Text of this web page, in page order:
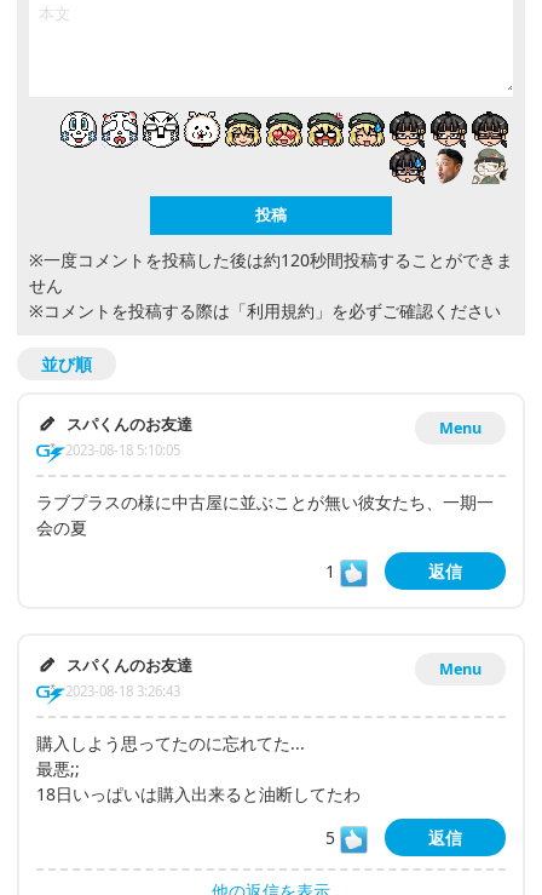
※一度コメントを投稿した後は約120秒間投稿することができま
せん
※コメントを投稿する際は 「利用規約」 を必ずご確認ください
並び順
Menu
スパくんのお友達
2023-08-18 5:10:05
ラブプラスの様に中古屋に並ぶことが無い彼女たち、一期一
会の夏
1
返信
Menu
スパくんのお友達
2023-08-18 3:26:43
購入しよう思ってたのに忘れてた...
最悪;;
18日いっぱいは購入出来ると油断してたわ
5
返信